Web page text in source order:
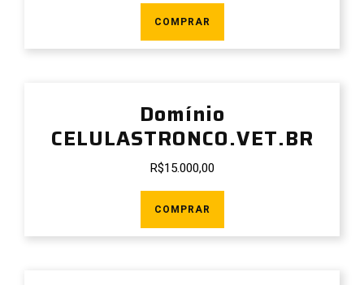
COMPRAR
Domínio
CELULASTRONCO.VET.BR
R$15.000,00
COMPRAR